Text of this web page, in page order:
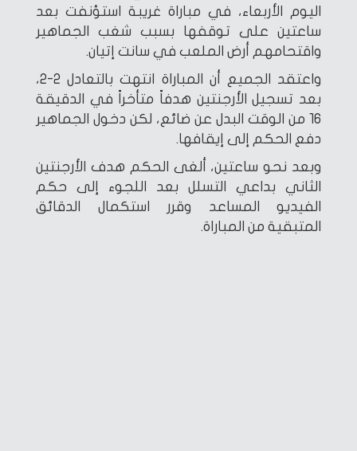
اليوم الأربعاء، في مباراة غريبة استؤنفت بعد
ساعتين على توقفها بسبب شغب الجماهير
واقتحامهم أرض الملعب في سانت إتيان.
واعتقد الجميع أن المباراة انتهت بالتعادل 2-2،
بعد تسجيل الأرجنتين هدفاً متأخراً في الدقيقة
16 من الوقت البدل عن ضائع، لكن دخول الجماهير
دفع الحكم إلى إيقافها.
وبعد نحو ساعتين، ألغى الحكم هدف الأرجنتين
الثاني بداعي التسلل بعد اللجوء إلى حكم
الفيديو المساعد وقرر استكمال الدقائق
المتبقية من المباراة.